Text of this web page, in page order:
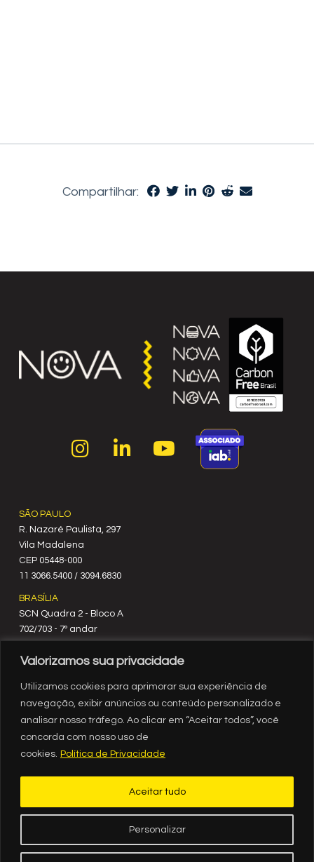
Valorizamos sua privacidade
Utilizamos cookies para aprimorar sua experiência de
navegação, exibir anúncios ou conteúdo personalizado e
analisar nosso tráfego. Ao clicar em “Aceitar todos”, você
concorda com nosso uso de
cookies. Política de Privacidade
Personalizar
Aceitar tudo
Compartilhar:
SÃO PAULO
R. Nazaré Paulista, 297
Vila Madalena
C‍EP 05448-000
11 3066.5400 / 3094.6830
BRASÍLIA
SCN Quadra 2 - Bloco A
702/703 - 7º andar
61 3329.8200
RIO DE JANEIRO
Rua México, nº 3
21 3554.1720
Av. Governador Agamenon Magalhães, 2939, sala 1308, ed.
Internacional Business Center, Espinheiro, Recife - PE
81 3036-8500